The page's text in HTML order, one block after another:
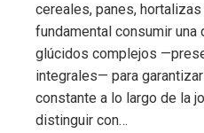
cereales, panes,
fundamental consumir una
glúcidos complejos
integrales— para
constante a lo largo de la
distinguir con…